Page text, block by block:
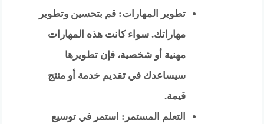
تطوير المهارات: قم بتحسين وتطوير
مهاراتك. سواء كانت هذه المهارات
مهنية أو شخصية، فإن تطويرها
سيساعدك في تقديم خدمة أو منتج
قيمة.
التعلم المستمر: استمر في توسيع